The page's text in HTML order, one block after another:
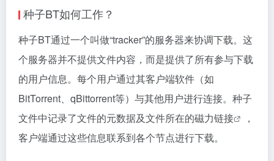
种子BT如何工作？
种子BT通过一个叫做“tracker”的服务器来协调下载。这
个服务器并不提供文件内容，而是提供了所有参与下载
的用户信息。每个用户通过其客户端软件（如
BitTorrent、qBittorrent等）与其他用户进行连接。种子
文件中记录了文件的元数据及文件所在的磁力链接
，
客户端通过这些信息联系到各个节点进行下载。